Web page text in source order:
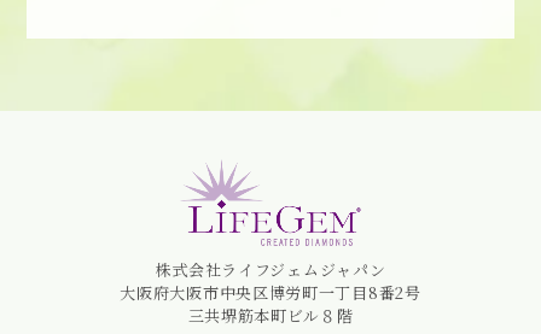
株式会社ライフジェムジャパン
大阪府大阪市中央区博労町一丁目8番2号
三共堺筋本町ビル８階